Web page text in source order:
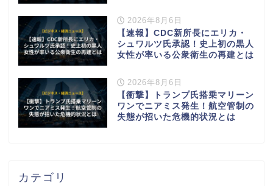
2026年8月6日
【速報】CDC新所長にエリカ・
シュワルツ氏承認！史上初の黒人
女性が率いる公衆衛生の再建とは
2026年8月6日
【衝撃】トランプ氏搭乗マリーン
ワンでニアミス発生！航空管制の
失態が招いた危機的状況とは
カテゴリ